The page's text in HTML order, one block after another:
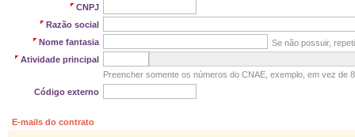
CNPJ
Razão social
Nome fantasia
Se não possuir,
Atividade principal
Preencher somente os números do CNAE, exemplo, em vez de
Código externo
E-mails do contrato